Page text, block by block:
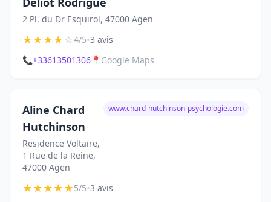
2 Pl. du Dr Esquirol, 47000 Agen
★★★★☆4/5•3 avis
📞+33613501306 📍 Google Maps
Aline Chard
Hutchinson
Residence Voltaire,
1 Rue de la Reine,
47000 Agen
www.chard-hutchinson-psychologie.com
★★★★★5/5•3 avis